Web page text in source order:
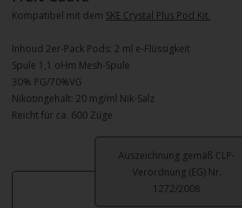
Kompatibel mit dem SKE Crystal Plus Pod Kit.
Inhoud 2er-Pack Pods: 2 ml e-Flüssigkeit
Spule 1,1 oHm Mesh-Spule
30% PG/70%VG
Nikotingehalt: 20 mg/ml Nik-Salz
Reicht für ca. 600 Züge
Auszeichnung gemäß CLP-
Verordnung (EG) Nr.
1272/2008